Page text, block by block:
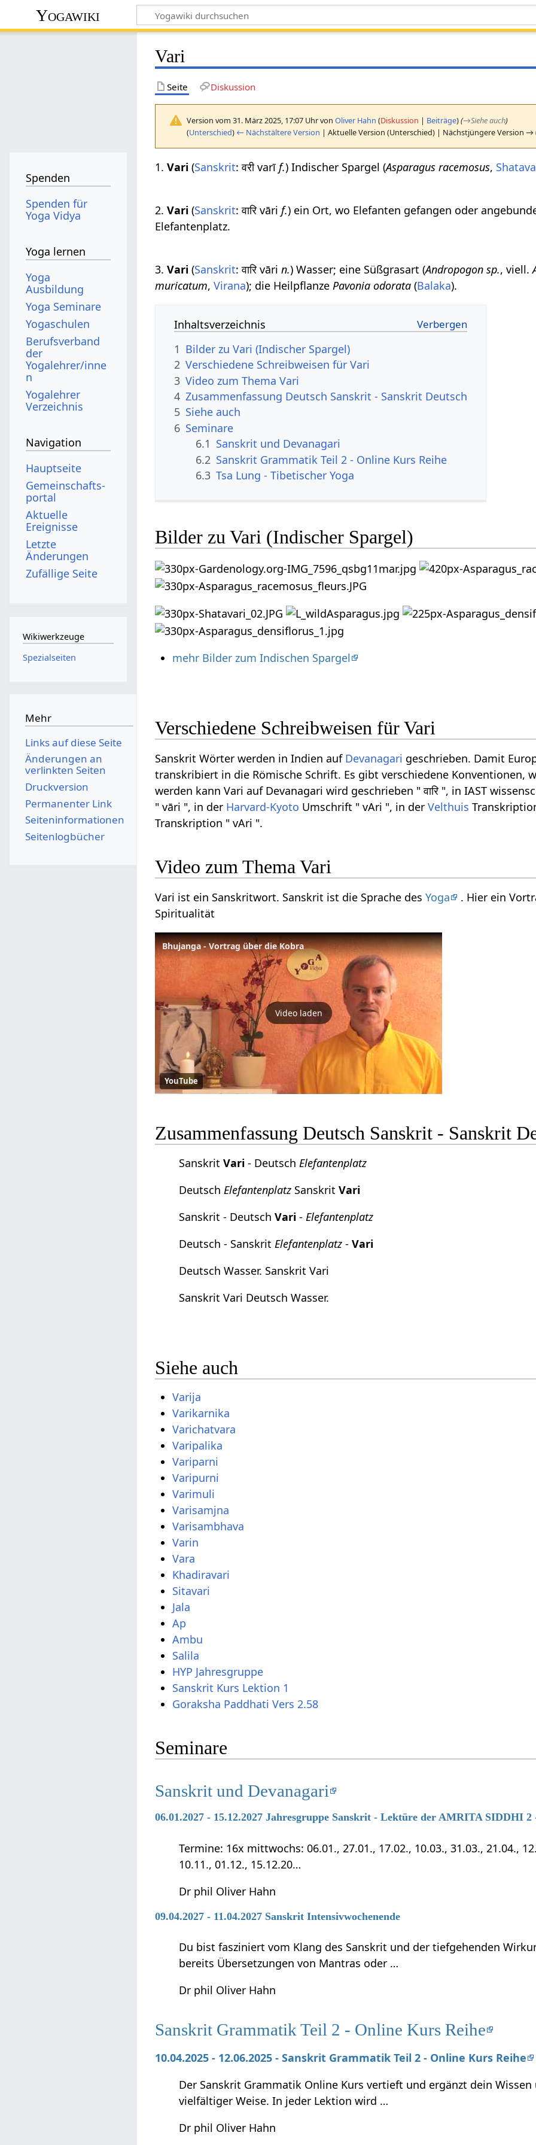
Yogawiki
Vari
Seite Diskussion
Version vom 31. März 2025, 17:07 Uhr vonOliver Hahn (Diskussion | Beiträge)(→Siehe auch)
(Unterschied) ← Nächstältere Version | Aktuelle Version (Unterschied) | Nächstjüngere Version →
1.Vari (Sanskrit: वरी varī f.) Indischer Spargel (Asparagus racemosus,
2.Vari (Sanskrit: वारि vāri f.) ein Ort, wo Elefanten gefangen oder
Elefantenplatz.
3.Vari (Sanskrit: वारि vārin.) Wasser; eine Süßgrasart (Andropogon sp., viell.
muricatum,Virana); die Heilpflanze Pavonia odorata (Balaka).
Inhaltsverzeichnis
1 Bilder zu Vari (Indischer Spargel)
2 Verschiedene Schreibweisen für Vari
3 Video zum Thema Vari
4 Zusammenfassung Deutsch Sanskrit - Sanskrit Deutsch
5 Siehe auch
6 Seminare
6.1 Sanskrit und Devanagari
6.2 Sanskrit Grammatik Teil 2 - Online Kurs Reihe
6.3 Tsa Lung - Tibetischer Yoga
Bilder zu Vari (Indischer Spargel)
mehr Bilder zum Indischen Spargel
Verschiedene Schreibweisen für Vari
Sanskrit Wörter werden in Indien auf Devanagari geschrieben. Damit
transkribiert in die Römische Schrift. Es gibt verschiedene Konventionen,
werden kann Vari auf Devanagari wird geschrieben " वारि ", in IAST
" vāri ", in der Harvard-Kyoto Umschrift " vAri ", in derVelthuis
Transkription " vAri ".
Video zum Thema Vari
Vari ist ein Sanskritwort. Sanskrit ist die Sprache desYoga . Hier ein
Spiritualität
Bhujanga - Vortrag über die Kobra
Video laden
YouTube
Zusammenfassung Deutsch Sanskrit - Sanskrit
SanskritVari - Deutsch Elefantenplatz
Deutsch Elefantenplatz SanskritVari
Sanskrit - DeutschVari - Elefantenplatz
Deutsch - Sanskrit Elefantenplatz -Vari
Deutsch Wasser. Sanskrit Vari
Sanskrit Vari Deutsch Wasser.
Siehe auch
Varija
Varikarnika
Varichatvara
Varipalika
Variparni
Varipurni
Varimuli
Varisamjna
Varisambhava
Varin
Vara
Khadiravari
Sitavari
Jala
Ap
Ambu
Salila
HYP Jahresgruppe
Sanskrit Kurs Lektion 1
Goraksha Paddhati Vers 2.58
Seminare
Sanskrit und Devanagari
06.01.2027 - 15.12.2027 Jahresgruppe Sanskrit - Lektüre der AMRITA SIDDHI 2
Termine: 16x mittwochs: 06.01., 27.01., 17.02., 10.03., 31.03., 21.04.,
10.11., 01.12., 15.12.20…
Dr phil Oliver Hahn
09.04.2027 - 11.04.2027 Sanskrit Intensivwochenende
Du bist fasziniert vom Klang des Sanskrit und der tiefgehenden
bereits Übersetzungen von Mantras oder …
Dr phil Oliver Hahn
Sanskrit Grammatik Teil 2 - Online Kurs Reihe
10.04.2025 - 12.06.2025 - Sanskrit Grammatik Teil 2 - Online Kurs Reihe
Der Sanskrit Grammatik Online Kurs vertieft und ergänzt dein
vielfältiger Weise. In jeder Lektion wird …
Dr phil Oliver Hahn
Spenden
Spenden für
Yoga Vidya
Yoga lernen
Yoga
Ausbildung
Yoga Seminare
Yogaschulen
Berufsverband
der
Yogalehrer/inne
n
Yogalehrer
Verzeichnis
Navigation
Hauptseite
Gemeinschafts­
portal
Aktuelle
Ereignisse
Letzte
Änderungen
Zufällige Seite
Wikiwerkzeuge
Spezialseiten
Mehr
Links auf diese Seite
Änderungen an
verlinkten Seiten
Druckversion
Permanenter Link
Seiten­­informationen
Seitenlogbücher